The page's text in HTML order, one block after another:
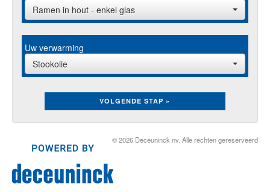
Ramen in hout - enkel glas
Uw verwarming
Stookolie
VOLGENDE STAP »
© 2026 Deceuninck nv. Alle rechten gereserveerd